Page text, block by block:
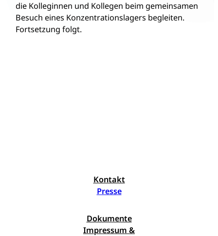
die Kolleginnen und Kollegen beim gemeinsamen
Besuch eines Konzentrationslagers begleiten.
Fortsetzung folgt.
Kontakt
Presse
Dokumente
Impressum &